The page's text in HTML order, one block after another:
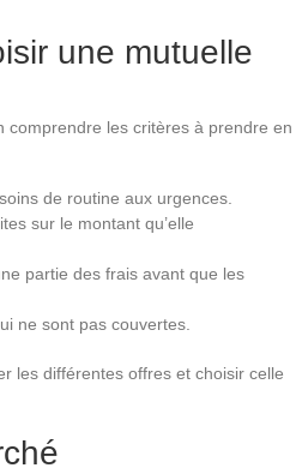
une mutuelle
comprendre les critères à prendre en
de routine aux urgences.
sur le montant qu’elle
partie des frais avant que les
ne sont pas couvertes.
les différentes offres et choisir celle